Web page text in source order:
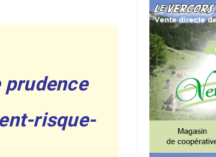
risque-